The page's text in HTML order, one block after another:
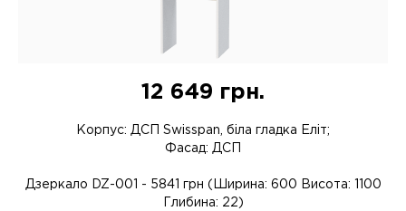
12 649 грн.
Корпус: ДСП Swisspan, біла гладка Еліт;
Фасад: ДСП
Дзеркало DZ-001 - 5841 грн (Ширина: 600 Висота: 1100
Глибина: 22)